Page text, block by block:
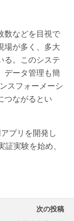
数などを目視で
場が多く、多大
る。このシステ
データ管理も簡
スフォーメーシ
つながるとい
プリを開発し
実験を始め、
次の投稿